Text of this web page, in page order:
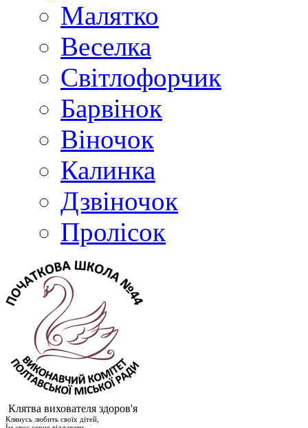
Малятко
Веселка
Світлофорчик
Барвінок
Віночок
Калинка
Дзвіночок
Пролісок
Клятва вихователя здоров'я
Клянусь любить своїх дітей,